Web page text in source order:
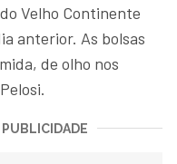
Velho Continente
anterior. As bolsas
de olho nos